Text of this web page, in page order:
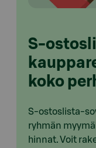
S-
koko
S-ostoslista-
ryhmän
hinnat. Voit